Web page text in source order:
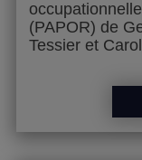
(PAPOR) de
Tessier et
répertoire
actuellement
vous